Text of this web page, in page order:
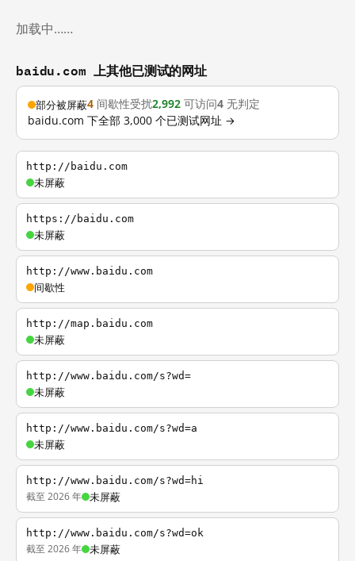
加载中……
baidu.com 上其他已测试的网址
部分被屏蔽4 间歇性受扰2,992 可访问4 无判定
baidu.com 下全部 3,000 个已测试网址 →
http://baidu.com
未屏蔽
https://baidu.com
未屏蔽
http://www.baidu.com
间歇性
http://map.baidu.com
未屏蔽
http://www.baidu.com/s?wd=
未屏蔽
http://www.baidu.com/s?wd=a
未屏蔽
http://www.baidu.com/s?wd=hi
截至 2026 年 未屏蔽
http://www.baidu.com/s?wd=ok
截至 2026 年 未屏蔽